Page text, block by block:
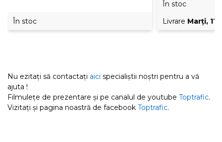
În stoc
În stoc
Livrare Marţi, 11
Nu ezitați să contactați aici specialiștii noștri pentru a vă
ajuta !
Filmulețe de prezentare și pe canalul de youtube Toptrafic.
Vizitați și pagina noastră de facebook Toptrafic.